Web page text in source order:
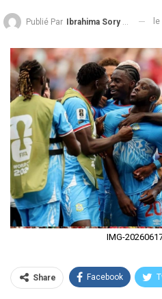
Publié Par Ibrahima Sory Diallo le
IMG-
Share Facebook